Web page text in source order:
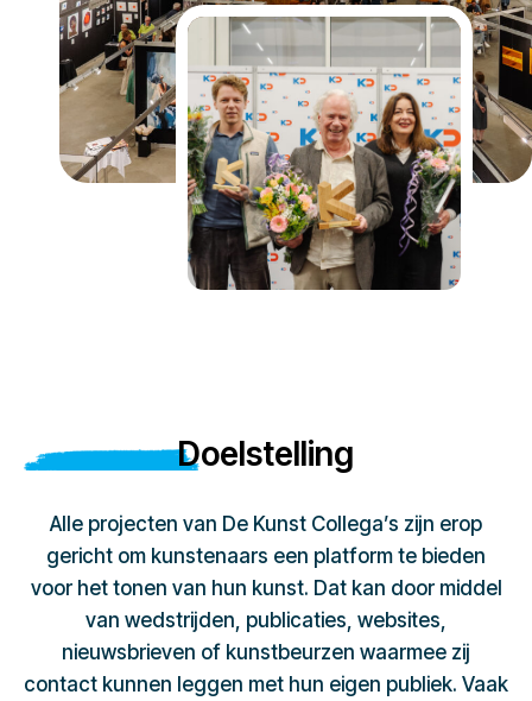
Doelstelling
Alle projecten van De Kunst Collega’s zijn erop
gericht om kunstenaars een platform te bieden
voor het tonen van hun kunst. Dat kan door middel
van wedstrijden, publicaties, websites,
nieuwsbrieven of kunstbeurzen waarmee zij
contact kunnen leggen met hun eigen publiek. Vaak